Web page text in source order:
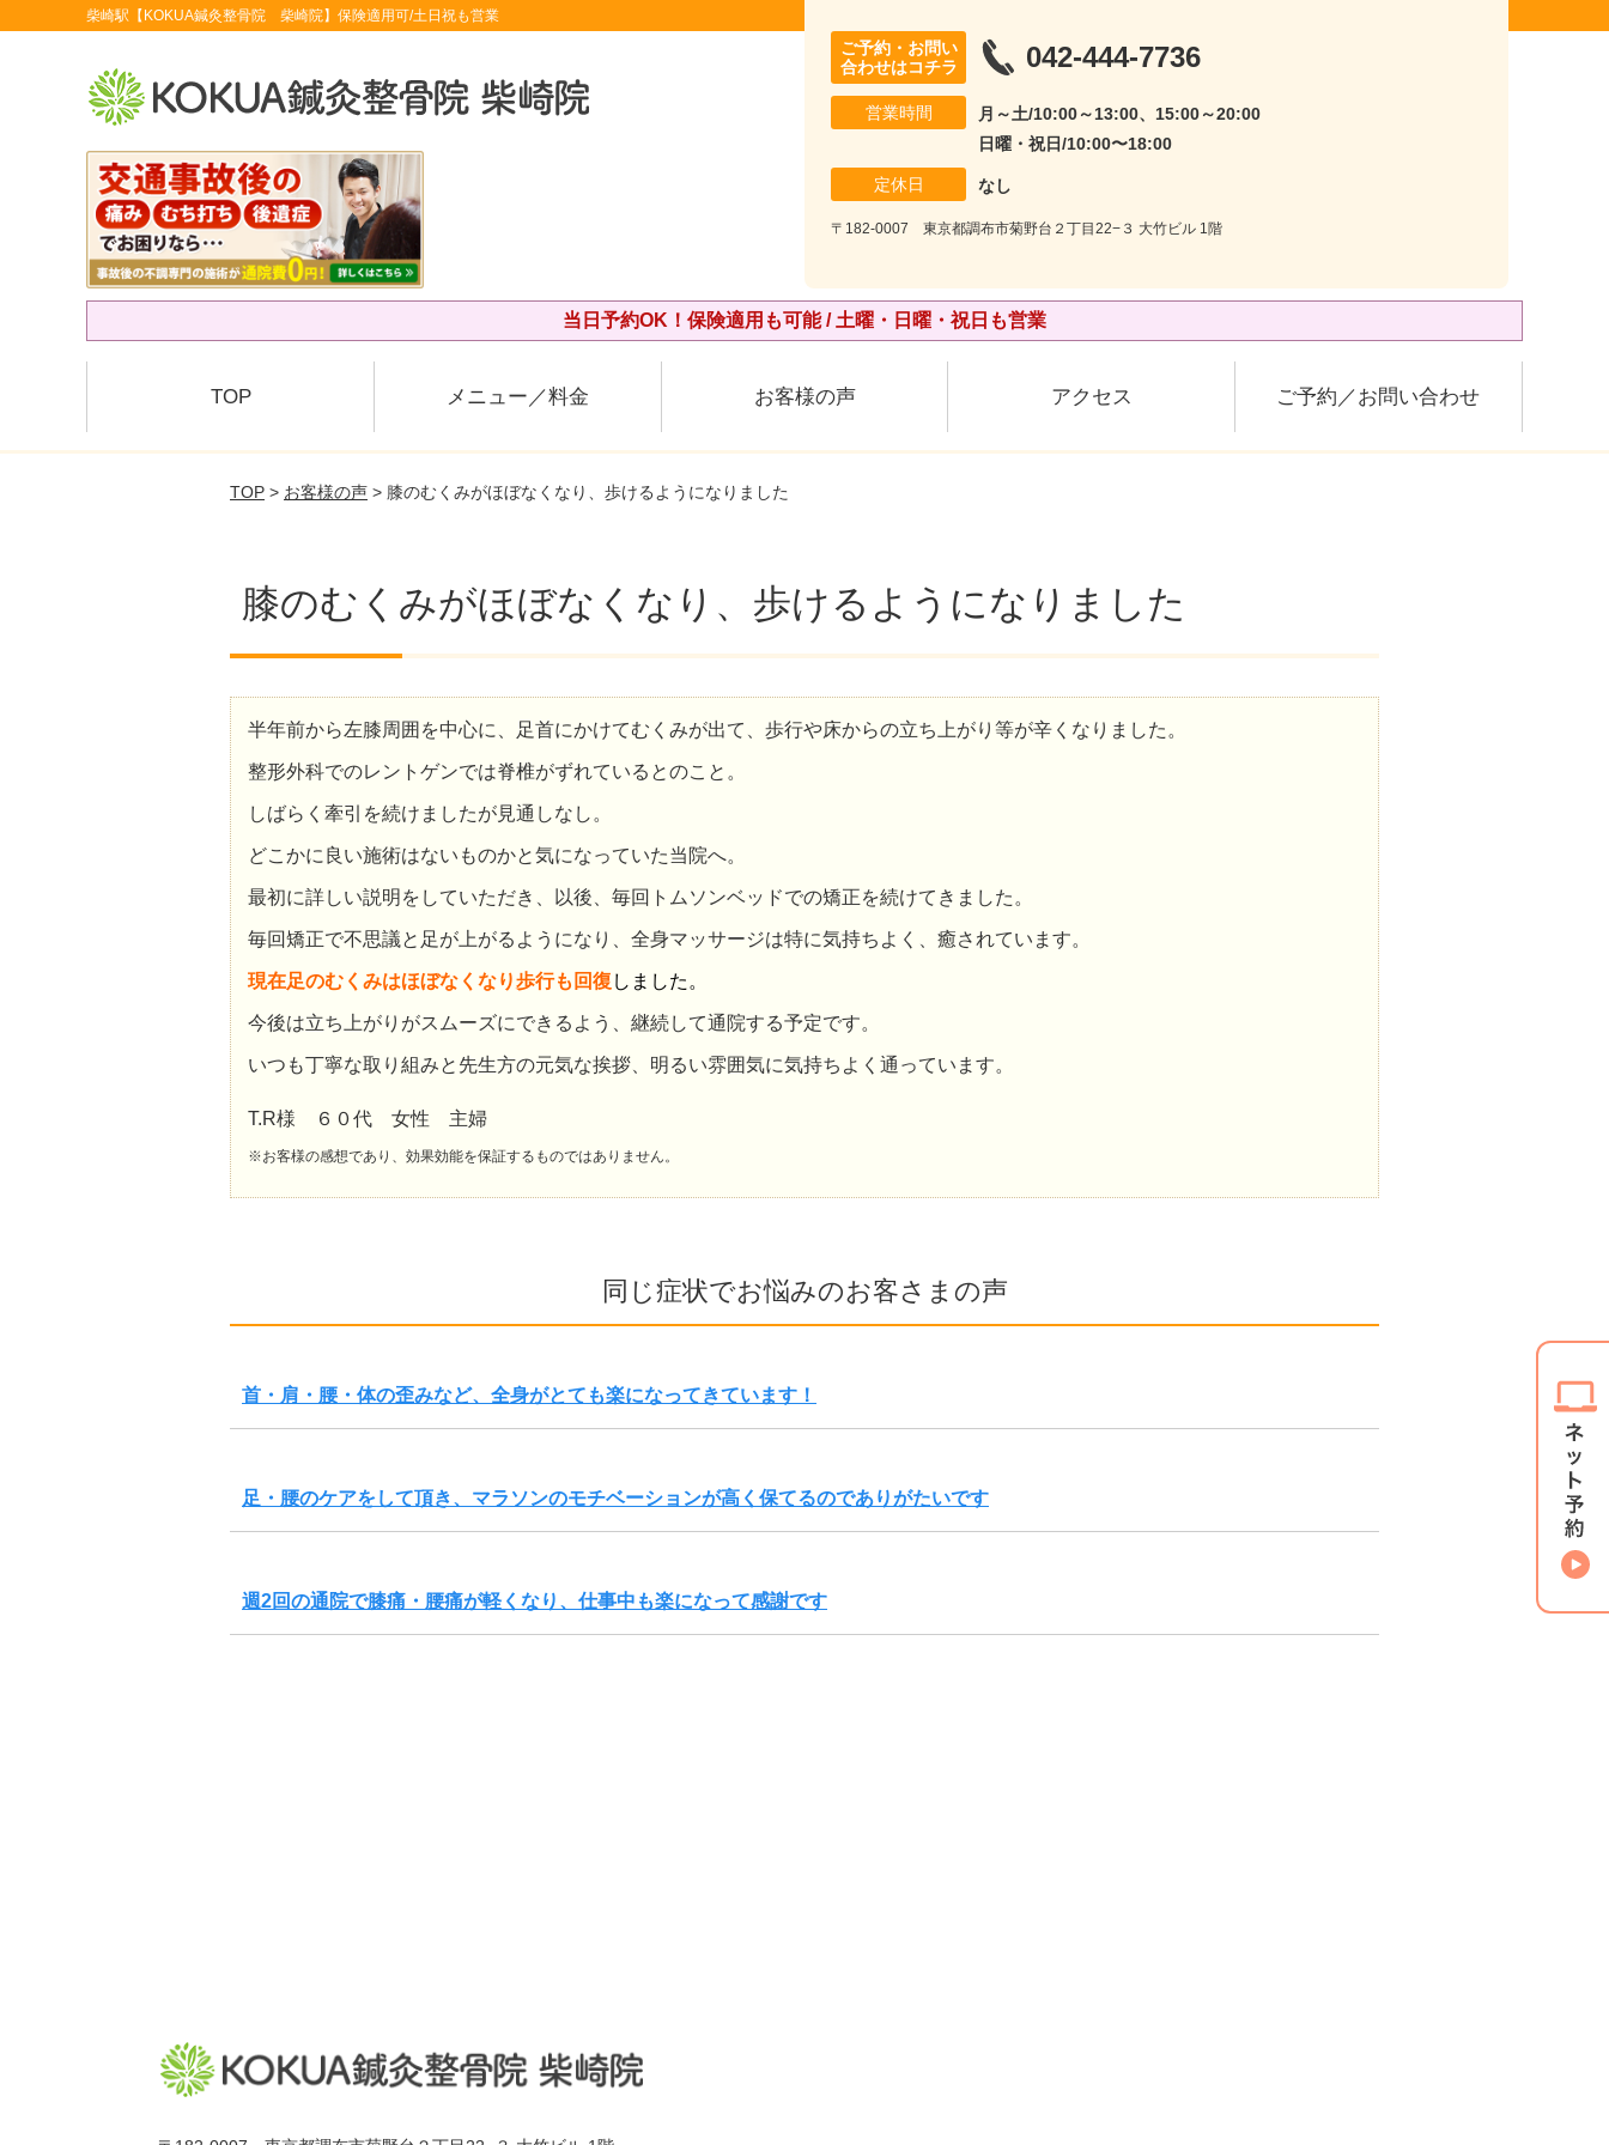
柴崎駅【KOKUA鍼灸整骨院 柴崎院】保険適用可/土日祝も営業
ご予約・お問い
合わせはコチラ
042-444-7736
営業時間
月～土/10:00～13:00、15:00～20:00
日曜・祝日/10:00〜18:00
定休日 なし
〒182-0007 東京都調布市菊野台２丁目22−３ 大竹ビル 1階
当日予約OK！保険適用も可能 / 土曜・日曜・祝日も営業
TOP メニュー／料金 お客様の声 アクセス ご予約／お問い合わせ
TOP > お客様の声 > 膝のむくみがほぼなくなり、歩けるようになりました
膝のむくみがほぼなくなり、歩けるようになりました
半年前から左膝周囲を中心に、足首にかけてむくみが出て、歩行や床からの立ち上がり等が辛くなりました。
整形外科でのレントゲンでは脊椎がずれているとのこと。
しばらく牽引を続けましたが見通しなし。
どこかに良い施術はないものかと気になっていた当院へ。
最初に詳しい説明をしていただき、以後、毎回トムソンベッドでの矯正を続けてきました。
毎回矯正で不思議と足が上がるようになり、全身マッサージは特に気持ちよく、癒されています。
現在足のむくみはほぼなくなり歩行も回復 しました。
今後は立ち上がりがスムーズにできるよう、継続して通院する予定です。
いつも丁寧な取り組みと先生方の元気な挨拶、明るい雰囲気に気持ちよく通っています。
T.R様 ６０代 女性 主婦
※お客様の感想であり、効果効能を保証するものではありません。
同じ症状でお悩みのお客さまの声
首・肩・腰・体の歪みなど、全身がとても楽になってきています！
足・腰のケアをして頂き、マラソンのモチベーションが高く保てるのでありがたいです
週2回の通院で膝痛・腰痛が軽くなり、仕事中も楽になって感謝です